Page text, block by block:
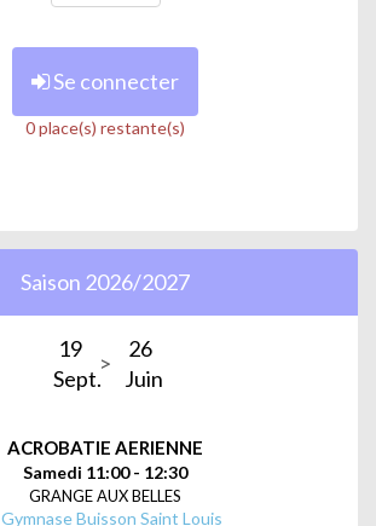
Se connecter
0 place(s) restante(s)
Saison 2026/2027
19
Sept.
26
Juin
ACROBATIE AERIENNE
Samedi 11:00 - 12:30
GRANGE AUX BELLES
Gymnase Buisson Saint Louis